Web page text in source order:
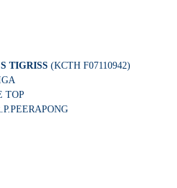
TIGRISS (KCTH F07110942)
TOP